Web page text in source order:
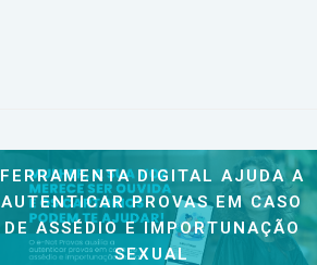
FERRAMENTA DIGITAL AJUDA A
AUTENTICAR PROVAS EM CASO
DE ASSÉDIO E IMPORTUNAÇÃO
SEXUAL